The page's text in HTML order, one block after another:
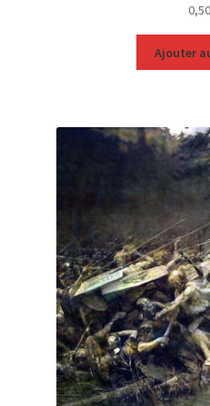
0,50
Ajouter